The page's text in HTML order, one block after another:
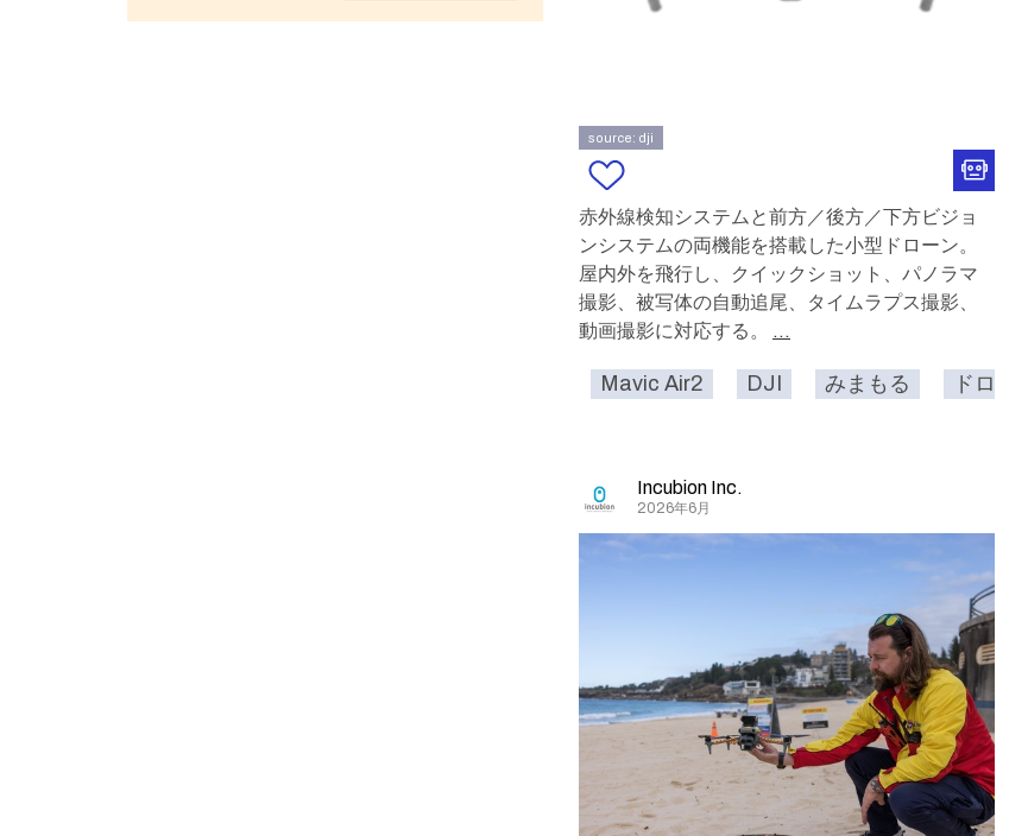
source: dji
赤外線検知システムと前方／後方／下方ビジョ
ンシステムの両機能を搭載した小型ドローン。
屋内外を飛行し、クイックショット、パノラマ
撮影、被写体の自動追尾、タイムラプス撮影、
動画撮影に対応する。
...
Mavic Air2 DJI みまもる ドローン
Incubion Inc.
2026年6月